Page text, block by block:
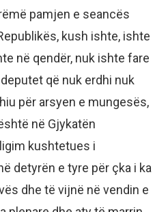
pamjen e seancës
kush ishte, ishte
në qendër, nuk ishte fare
që nuk erdhi nuk
për arsyen e mungesës,
në Gjykatën
kushtetues i
detyrën e tyre për çka i ka
dhe të vijnë në vendin e